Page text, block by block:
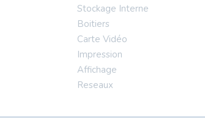
Stockage Interne
Boitiers
Carte Vidéo
Impression
Affichage
Reseaux